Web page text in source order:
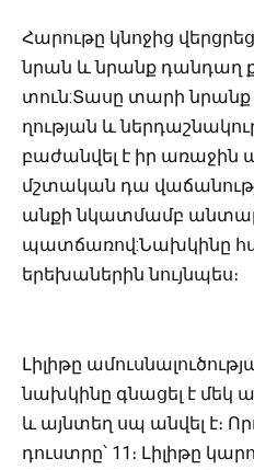
Հարութը կնոջից
նրան և նրանք դանդաղ
տուն:Տասը տարի
ղության և
բաժանվել է իր առաջին
մշտական դա
անքի նկատմամբ
պատճառով:Նախկինը
երեխաներին նույնպես։
Լիլիթը
նախկինը գնացել է մեկ
և այնտեղ սպ անվել է։
դուստրը՝ 11։ Լիլիթը